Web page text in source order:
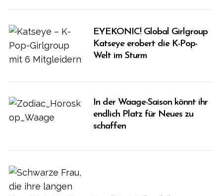
EYEKONIC! Global Girlgroup
Katseye erobert die K-Pop-
Welt im Sturm
In der Waage-Saison könnt ihr
endlich Platz für Neues zu
schaffen